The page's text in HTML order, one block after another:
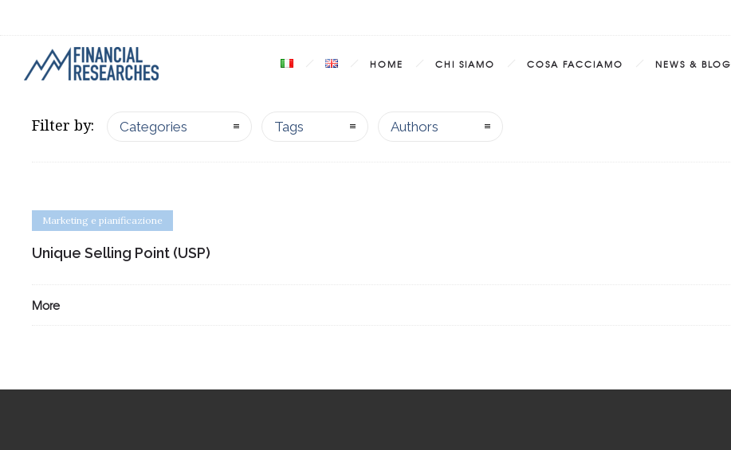
HOME CHI SIAMO COSA FACCIAMO NEWS & BLOG
Filter by: Categories Tags Authors
Marketing e pianificazione
Unique Selling Point (USP)
More